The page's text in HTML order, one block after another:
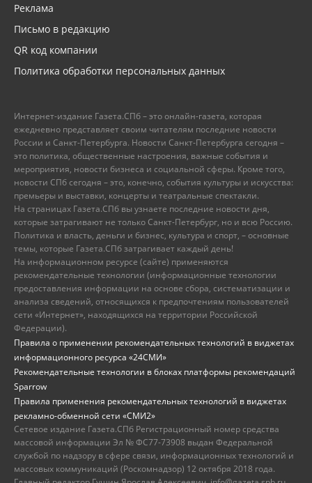
Реклама
Письмо в редакцию
QR код компании
Политика обработки персональных данных
Интернет-издание Газета.СПб – это онлайн-газета, которая
ежедневно представляет своим читателям последние новости
России и Санкт-Петербурга. Новости Санкт-Петербурга сегодня –
это политика, общественные настроения, важные события и
мероприятия, новости бизнеса и социальной сферы. Кроме того,
новости СПб сегодня – это, конечно, события культуры и искусства:
премьеры и выставки, концерты и театральные спектакли.
На страницах Газета.СПб вы узнаете последние новости дня,
которые затрагивают не только Санкт-Петербург, но и всю Россию.
Политика и власть, деньги и бизнес, культура и спорт, – основные
темы, которые Газета.СПб затрагивает каждый день!
На информационном ресурсе (сайте) применяются
рекомендательные технологии (информационные технологии
предоставления информации на основе сбора, систематизации и
анализа сведений, относящихся к предпочтениям пользователей
сети «Интернет», находящихся на территории Российской
Федерации).
Правила о применении рекомендательных технологий в виджетах
информационного ресурса «24СМИ»
Рекомендательные технологии в блоках платформы рекомендаций
Sparrow
Правила применения рекомендательных технологий в виджетах
рекламно-обменной сети «СМИ2»
Сетевое издание Газета.СПб Регистрационный номер средства
массовой информации Эл № ФС77-73908 выдан Федеральной
службой по надзору в сфере связи, информационных технологий и
массовых коммуникаций (Роскомнадзор) 12 октября 2018 года.